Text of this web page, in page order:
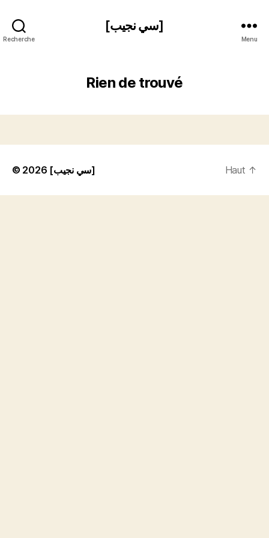
Recherche
[سي نجيب]
Menu
Rien de trouvé
© 2026 [سي نجيب] Haut ↑